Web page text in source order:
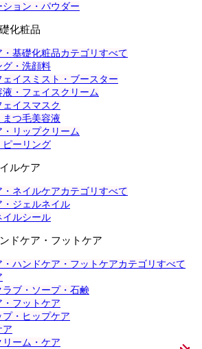
ション・パウダー
化粧品
・基礎化粧品カテゴリすべて
グ・洗顔料
イスミスト・ブースター
・フェイスクリーム
イスマスク
まつ毛美容液
・リップクリーム
ピーリング
ルケア
・ネイルケアカテゴリすべて
・ジェルネイル
イルシール
ドケア・フットケア
・ハンドケア・フットケアカテゴリすべて
ブ・ソープ・石鹸
フットケア
・ヒップケア
ア
リーム・ケア